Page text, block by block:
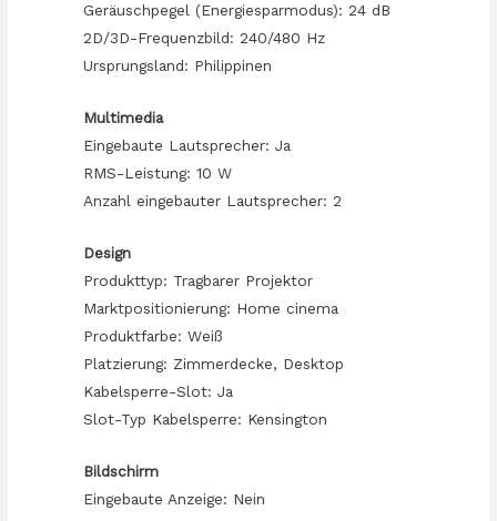
Geräuschpegel (Energiesparmodus): 24 dB
2D/3D-Frequenzbild: 240/480 Hz
Ursprungsland: Philippinen
Multimedia
Eingebaute Lautsprecher: Ja
RMS-Leistung: 10 W
Anzahl eingebauter Lautsprecher: 2
Design
Produkttyp: Tragbarer Projektor
Marktpositionierung: Home cinema
Produktfarbe: Weiß
Platzierung: Zimmerdecke, Desktop
Kabelsperre-Slot: Ja
Slot-Typ Kabelsperre: Kensington
Bildschirm
Eingebaute Anzeige: Nein